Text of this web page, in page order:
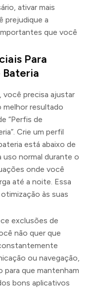
ativar mais
prejudique a
que você
Para
Bateria
você precisa ajustar
resultado
“Perfis de
Crie um perfil
está abaixo de
uso normal durante o
onde você
até a noite. Essa
às suas
exclusões de
não quer que
ou navegação,
para que mantenham
bons aplicativos